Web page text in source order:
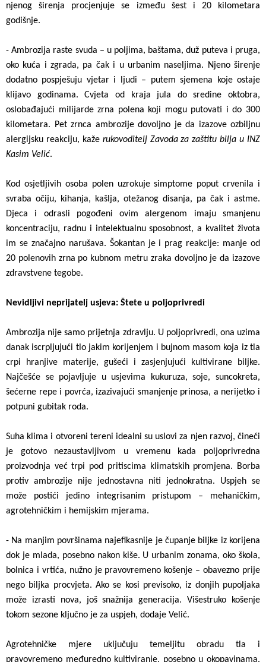
njenog širenja procjenjuje se između šest i 20 kilometara
godišnje.
- Ambrozija raste svuda – u poljima, baštama, duž puteva i pruga,
oko kuća i zgrada, pa čak i u urbanim naseljima. Njeno širenje
dodatno pospješuju vjetar i ljudi – putem sjemena koje ostaje
klijavo godinama. Cvjeta od kraja jula do sredine oktobra,
oslobađajući milijarde zrna polena koji mogu putovati i do 300
kilometara. Pet zrnca ambrozije dovoljno je da izazove ozbiljnu
alergijsku reakciju, kaže rukovoditelj Zavoda za zaštitu bilja u INZ
Kasim Velić.
Kod osjetljivih osoba polen uzrokuje simptome poput crvenila i
svraba očiju, kihanja, kašlja, otežanog disanja, pa čak i astme.
Djeca i odrasli pogođeni ovim alergenom imaju smanjenu
koncentraciju, radnu i intelektualnu sposobnost, a kvalitet života
im se značajno narušava. Šokantan je i prag reakcije: manje od
20 polenovih zrna po kubnom metru zraka dovoljno je da izazove
zdravstvene tegobe.
Nevidljivi neprijatelj usjeva: Štete u poljoprivredi
Ambrozija nije samo prijetnja zdravlju. U poljoprivredi, ona uzima
danak iscrpljujući tlo jakim korijenjem i bujnom masom koja iz tla
crpi hranjive materije, gušeći i zasjenjujući kultivirane biljke.
Najčešće se pojavljuje u usjevima kukuruza, soje, suncokreta,
šećerne repe i povrća, izazivajući smanjenje prinosa, a nerijetko i
potpuni gubitak roda.
Suha klima i otvoreni tereni idealni su uslovi za njen razvoj, čineći
je gotovo nezaustavljivom u vremenu kada poljoprivredna
proizvodnja već trpi pod pritiscima klimatskih promjena. Borba
protiv ambrozije nije jednostavna niti jednokratna. Uspjeh se
može postići jedino integrisanim pristupom – mehaničkim,
agrotehničkim i hemijskim mjerama.
- Na manjim površinama najefikasnije je čupanje biljke iz korijena
dok je mlada, posebno nakon kiše. U urbanim zonama, oko škola,
bolnica i vrtića, nužno je pravovremeno košenje – obavezno prije
nego biljka procvjeta. Ako se kosi previsoko, iz donjih pupoljaka
može izrasti nova, još snažnija generacija. Višestruko košenje
tokom sezone ključno je za uspjeh, dodaje Velić.
Agrotehničke mjere uključuju temeljitu obradu tla i
pravovremeno međuredno kultiviranje, posebno u okopavinama.